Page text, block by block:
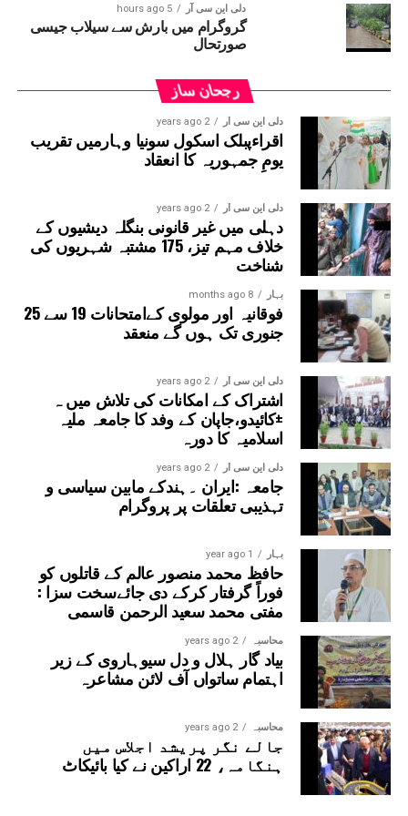
دلی این سی آر 5 hours ago
گروگرام میں بارش سے سیلاب جیسی
صورتحال
رجحان ساز
دلی این سی آر 2 years ago
اقراءپبلک اسکول سونیا وہارمیں تقریب
یومِ جمہوریہ کا انعقاد
دلی این سی آر 2 years ago
دہلی میں غیر قانونی بنگلہ دیشیوں کے
خلاف مہم تیز، 175 مشتبہ شہریوں کی
شناخت
بہار 8 months ago
فوقانیہ اور مولوی کےامتحانات 19 سے 25
جنوری تک ہوں گے منعقد
دلی این سی آر 2 years ago
اشتراک کے امکانات کی تلاش میں ہ
±کائیدو،جاپان کے وفد کا جامعہ ملیہ
اسلامیہ کا دورہ
دلی این سی آر 2 years ago
جامعہ :ایران ۔ہندکے مابین سیاسی و
تہذیبی تعلقات پر پروگرام
بہار 1 year ago
حافظ محمد منصور عالم کے قاتلوں کو
فوراً گرفتار کرکے دی جائےسخت سزا :
مفتی محمد سعید الرحمن قاسمی
محاسبہ 2 years ago
بیاد گار ہلال و دل سیوہاروی کے زیر
اہتمام ساتواں آف لائن مشاعرہ
محاسبہ 2 years ago
جالے نگر پریشد اجلاس میں
ہنگامہ، 22 اراکین نے کیا بائیکاٹ